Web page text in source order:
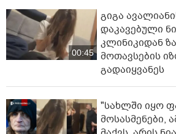
00:45
გიგა
დაკავებული
კლინიკიდან
მოთავსების
გადაიყვანეს
"სახლში იყო
მოსასმენები,